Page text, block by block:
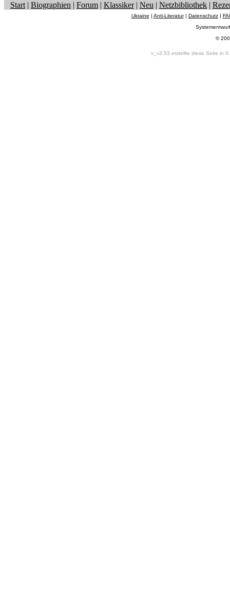
Start | Biographien | Forum | Klassiker| Neu | Netzbibliothek |
Ukraine | Anti-Literatur| Datenschutz|
©
v_v3.53 erstellte diese Seite in